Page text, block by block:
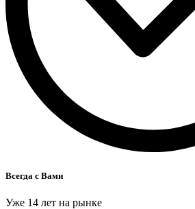
Всегда с Вами
Уже 14 лет на рынке